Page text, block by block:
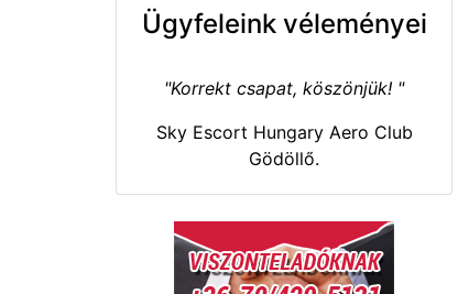
Ügyfeleink véleményei
"Korrekt csapat, köszönjük! "
Sky Escort Hungary Aero Club
Gödöllő.